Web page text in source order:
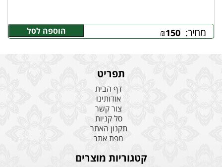
מחיר: ₪150 הוספה לסל
תפריט
דף הבית
אודותינו
צור קשר
סל קניות
תקנון האתר
מפת אתר
קטגוריות מוצרים